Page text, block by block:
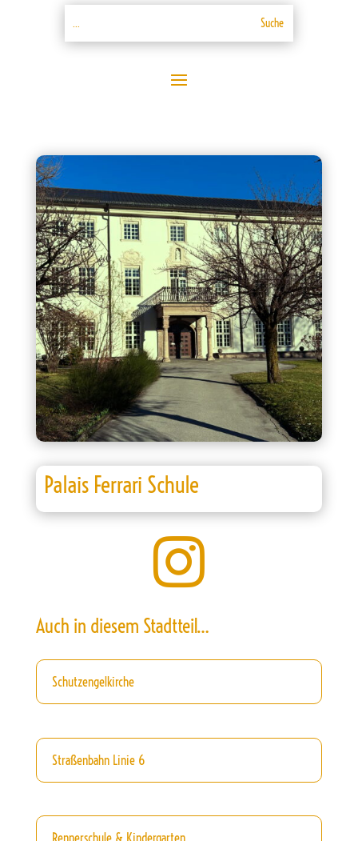
Palais Ferrari Schule

Auch in diesem Stadtteil…
Schutzengelkirche
Straßenbahn Linie 6
Rennerschule & Kindergarten